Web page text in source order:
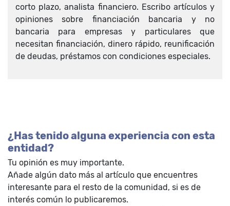
corto plazo, analista financiero. Escribo artículos y
opiniones sobre financiación bancaria y no
bancaria para empresas y particulares que
necesitan financiación, dinero rápido, reunificación
de deudas, préstamos con condiciones especiales.
¿Has tenido alguna experiencia con esta
entidad?
Tu opinión es muy importante.
Añade algún dato más al artículo que encuentres
interesante para el resto de la comunidad, si es de
interés común lo publicaremos.